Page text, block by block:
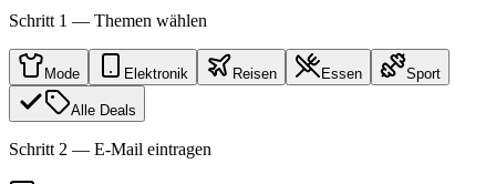
Schritt 1 — Themen wählen
Mode Elektronik Reisen Essen Sport
Alle Deals
Schritt 2 — E-Mail eintragen